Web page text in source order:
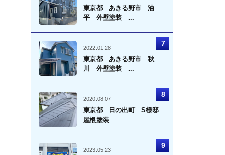
東京都 あきる野市 油
平 外壁塗装 ...
2022.01.28
東京都 あきる野市 秋
川 外壁塗装 ...
2020.08.07
東京都 日の出町 S様邸
屋根塗装
2023.05.23